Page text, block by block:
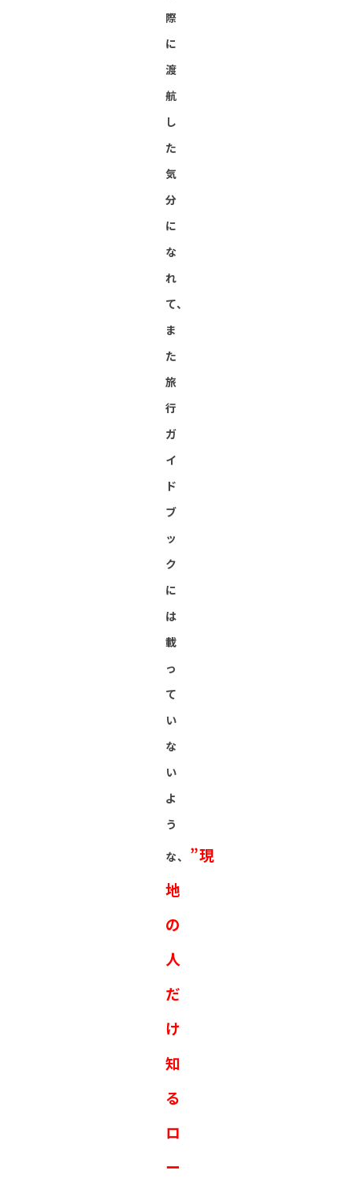
際
に
渡
航
し
た
気
分
に
な
れ
て、
ま
た
旅
行
ガ
イ
ド
ブ
ッ
ク
に
は
載
っ
て
い
な
い
よ
う
な、 ”現
地
の
人
だ
け
知
る
ロ
ー